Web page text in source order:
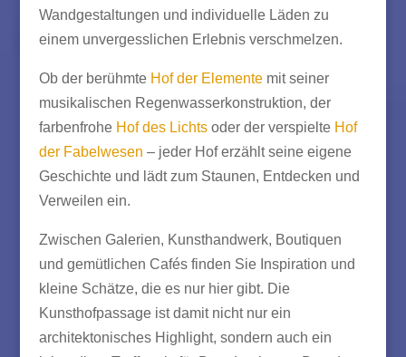
Wandgestaltungen und individuelle Läden zu
einem unvergesslichen Erlebnis verschmelzen.
Ob der berühmte Hof der Elementemit seiner
musikalischen Regenwasserkonstruktion, der
farbenfrohe Hof des Lichtsoder der verspielte Hof
der Fabelwesen – jeder Hof erzählt seine eigene
Geschichte und lädt zum Staunen, Entdecken und
Verweilen ein.
Zwischen Galerien, Kunsthandwerk, Boutiquen
und gemütlichen Cafés finden Sie Inspiration und
kleine Schätze, die es nur hier gibt. Die
Kunsthofpassage ist damit nicht nur ein
architektonisches Highlight, sondern auch ein